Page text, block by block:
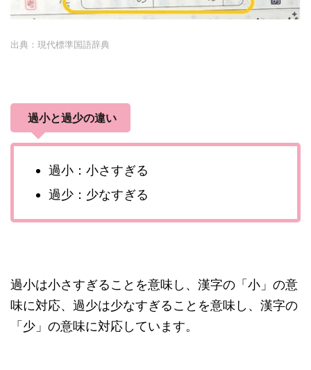
出典：現代標準国語辞典
過小と過少の違い
過小：小さすぎる
過少：少なすぎる
過小は小さすぎることを意味し、漢字の「小」の意
味に対応、過少は少なすぎることを意味し、漢字の
「少」の意味に対応しています。